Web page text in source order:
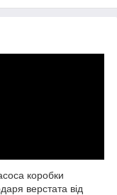
коробки
верстата від